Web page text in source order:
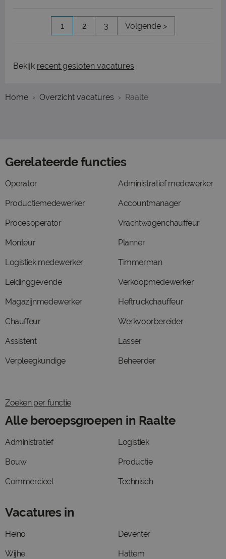
1 2 3 Volgende >
Bekijk recent gesloten vacatures
Home Overzicht vacatures Raalte
Gerelateerde functies
Operator
Productiemedewerker
Procesoperator
Monteur
Logistiek medewerker
Leidinggevende
Magazijnmedewerker
Chauffeur
Assistent
Verpleegkundige
Administratief medewerker
Accountmanager
Vrachtwagenchauffeur
Planner
Timmerman
Verkoopmedewerker
Heftruckchauffeur
Werkvoorbereider
Lasser
Beheerder
Zoeken per functie
Alle beroepsgroepen in Raalte
Administratief
Bouw
Commercieel
Logistiek
Productie
Technisch
Vacatures in
Heino
Wijhe
Deventer
Hattem